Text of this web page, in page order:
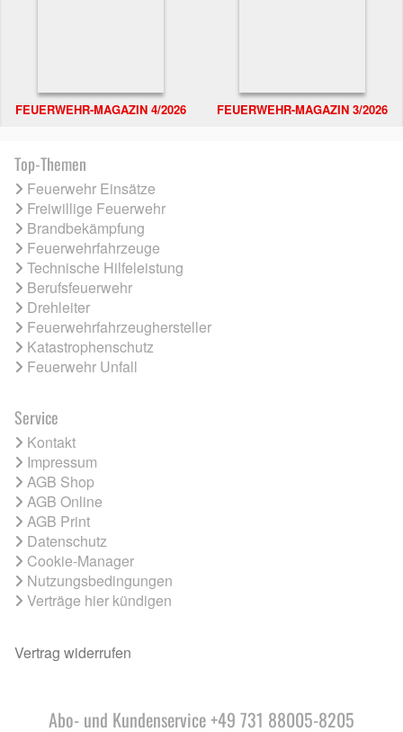
FEUERWEHR-MAGAZIN 4/2026 FEUERWEHR-MAGAZIN 3/2026
Top-Themen
Feuerwehr Einsätze
Freiwillige Feuerwehr
Brandbekämpfung
Feuerwehrfahrzeuge
Technische Hilfeleistung
Berufsfeuerwehr
Drehleiter
Feuerwehrfahrzeughersteller
Katastrophenschutz
Feuerwehr Unfall
Service
Kontakt
Impressum
AGB Shop
AGB Online
AGB Print
Datenschutz
Cookie-Manager
Nutzungsbedingungen
Verträge hier kündigen
Vertrag widerrufen
Abo- und Kundenservice +49 731 88005-8205